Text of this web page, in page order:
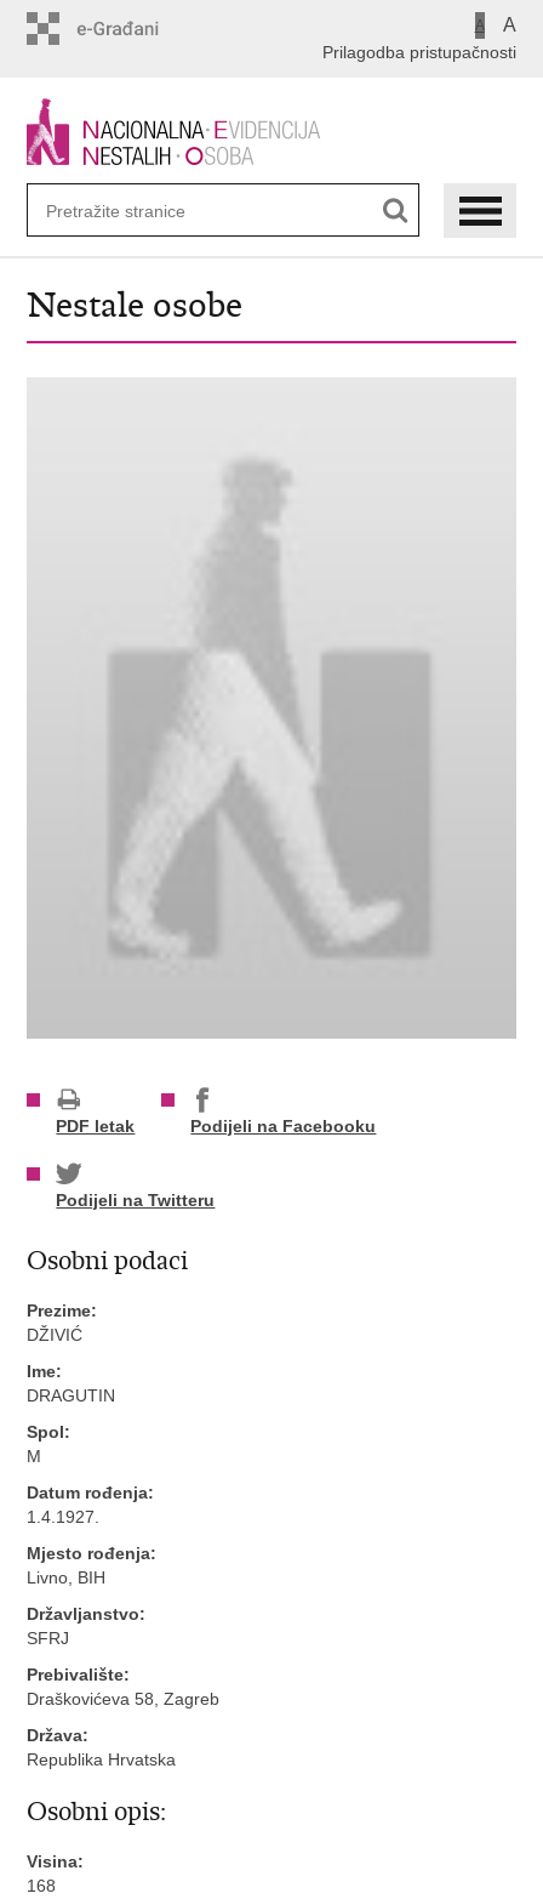
A A
Prilagodba pristupačnosti
Nestale osobe
PDF letak Podijeli na Facebooku
Podijeli na Twitteru
Osobni podaci
Prezime:
DŽIVIĆ
Ime:
DRAGUTIN
Spol:
M
Datum rođenja:
1.4.1927.
Mjesto rođenja:
Livno, BIH
Državljanstvo:
SFRJ
Prebivalište:
Draškovićeva 58, Zagreb
Država:
Republika Hrvatska
Osobni opis:
Visina:
168